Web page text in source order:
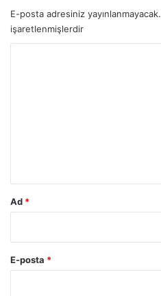
a
e
E-posta adresiniz yayınlanmayacak.
işaretlenmişlerdir
Ad *
E-posta *